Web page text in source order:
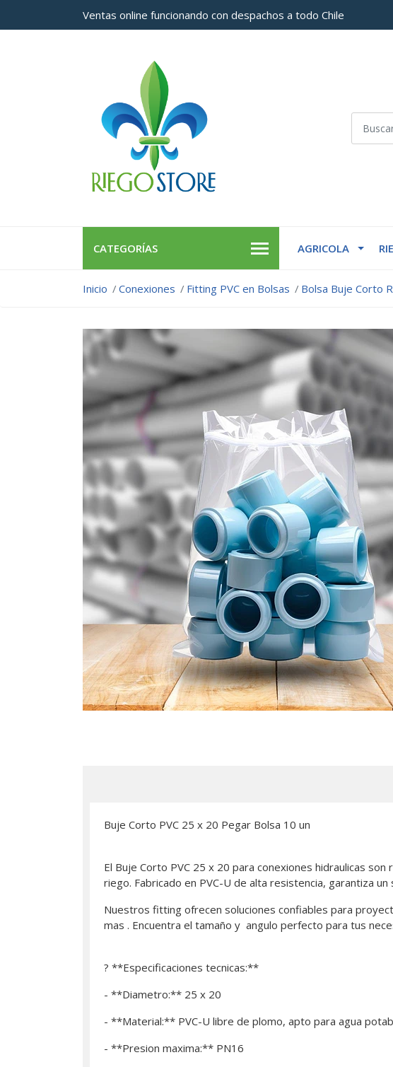
Ventas online funcionando con despachos a todo Chile
CATEGORÍAS AGRICOLA
Inicio Conexiones Fitting PVC en Bolsas Bolsa Buje Corto
Buje Corto PVC 25 x 20 Pegar Bolsa 10 un
El Buje Corto PVC 25 x 20 para conexiones hidraulicas
riego. Fabricado en PVC-U de alta resistencia, garantiza
Nuestros fitting ofrecen soluciones confiables para
mas . Encuentra el tamaño y angulo perfecto para tus
? **Especificaciones tecnicas:**
- **Diametro:** 25 x 20
- **Material:** PVC-U libre de plomo, apto para agua
- **Presion maxima:** PN16